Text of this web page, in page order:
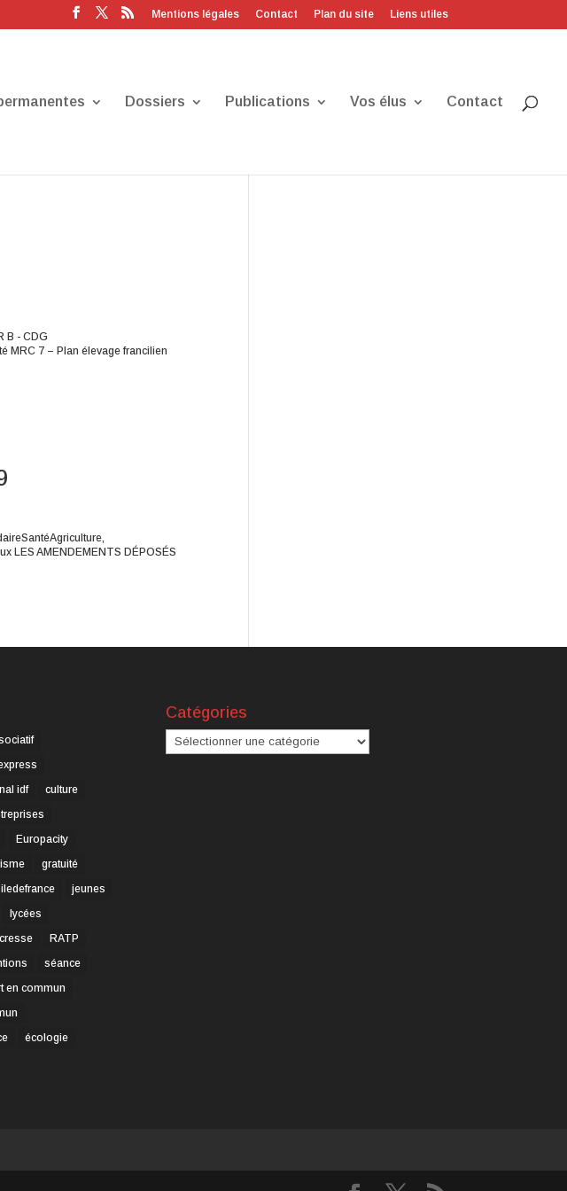
Mentions légales Contact Plan du site Liens utiles
Dossiers Publications Vos élus Contact
B - CDG
MRC 7 – Plan élevage francilien
LES AMENDEMENTS DÉPOSÉS
idf
culture
Europacity
gratuité
iledefrance
jeunes
lycées
RATP
séance
en commun
écologie
Catégories
Catégories